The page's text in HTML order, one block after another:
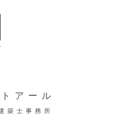
アール
築士事務所